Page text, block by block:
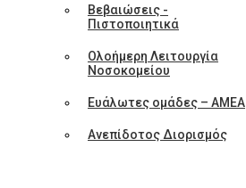
Βεβαιώσεις -
Πιστοποιητικά
Ολοήμερη Λειτουργία
Νοσοκομείου
Ευάλωτες ομάδες – ΑΜΕΑ
Ανεπίδοτος Διορισμός